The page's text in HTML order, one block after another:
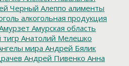
Черный Алеппо алименты
алкогольная продукция
Амурская область
тигр Анатолий Мелешко
мира Андрей Бялик
Андрей Пивенко Анна